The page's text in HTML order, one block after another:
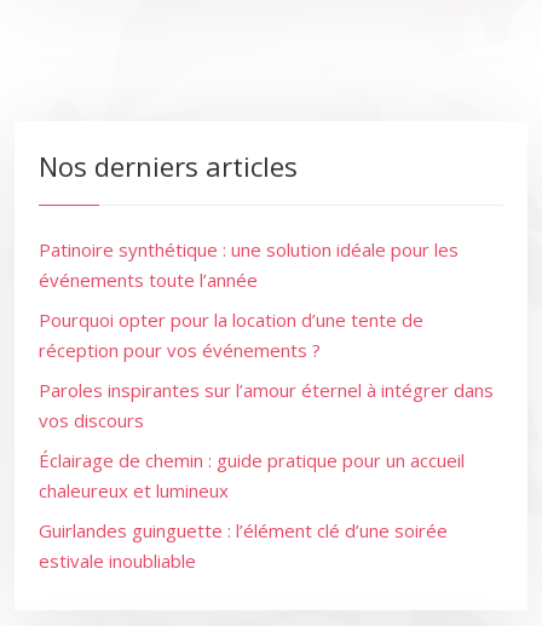
Nos derniers articles
Patinoire synthétique : une solution idéale pour les
événements toute l’année
Pourquoi opter pour la location d’une tente de
réception pour vos événements ?
Paroles inspirantes sur l’amour éternel à intégrer dans
vos discours
Éclairage de chemin : guide pratique pour un accueil
chaleureux et lumineux
Guirlandes guinguette : l’élément clé d’une soirée
estivale inoubliable